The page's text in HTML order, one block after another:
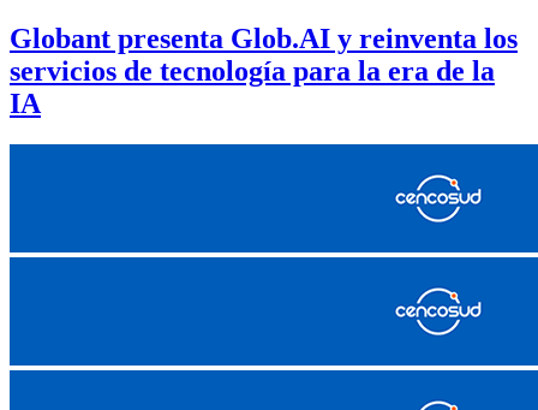
Globant presenta Glob.AI y reinventa los
servicios de tecnología para la era de la
IA